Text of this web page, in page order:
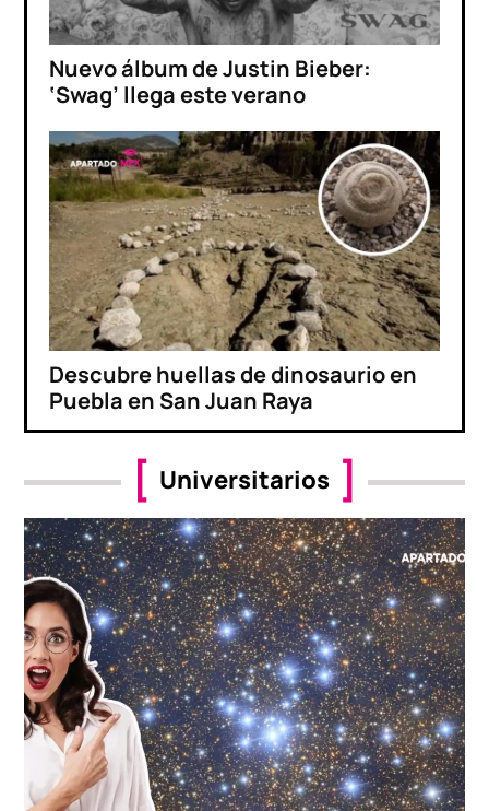
Nuevo álbum de Justin Bieber:
‘Swag’ llega este verano
Descubre huellas de dinosaurio en
Puebla en San Juan Raya
Universitarios